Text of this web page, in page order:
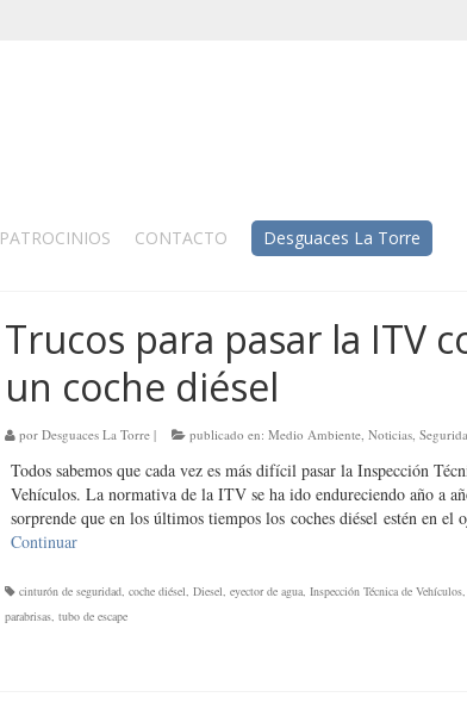
PATROCINIOS CONTACTO Desguaces La Torre
Trucos para pasar la ITV
un coche diésel
por Desguaces La Torre| publicado en: Medio Ambiente, Noticias,
Todos sabemos que cada vez es más difícil pasar la Inspección
Vehículos. La normativa de la ITV se ha ido endureciendo año a
sorprende que en los últimos tiempos los coches diésel estén en
Continuar
cinturón de seguridad, coche diésel, Diesel, eyector de agua, Inspección Técnica de Vehículos,
parabrisas, tubo de escape